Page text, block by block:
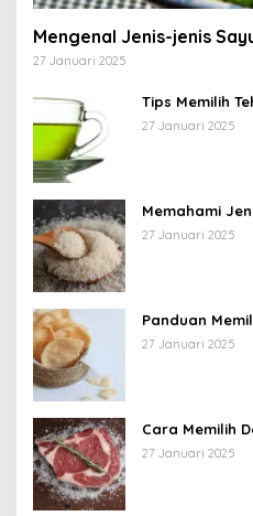
Mengenal Jenis-jenis
27 Januari 2025
Tips Memilih
27 Januari 2025
Memahami
27 Januari 2025
Panduan
27 Januari 2025
Cara Memilih
27 Januari 2025